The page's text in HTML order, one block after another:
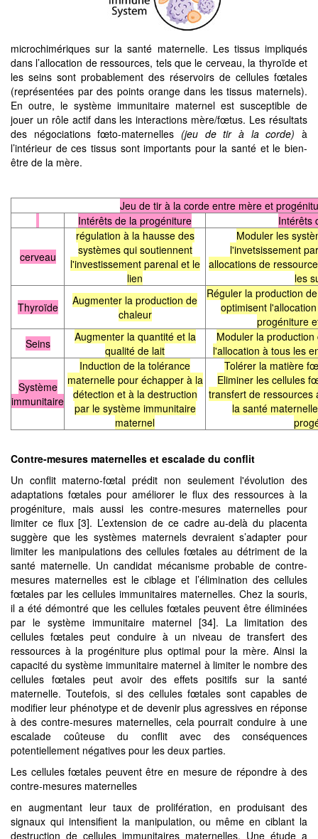
microchimériques sur la santé maternelle. Les tissus impliqués
dans l’allocation de ressources, tels que le cerveau, la thyroïde et
les seins sont probablement des réservoirs de cellules fœtales
(représentées par des points orange dans les tissus maternels).
En outre, le système immunitaire maternel est susceptible de
jouer un rôle actif dans les interactions mère/fœtus. Les résultats
des négociations fœto-maternelles (jeu de tir à la corde) à
l’intérieur de ces tissus sont importants pour la santé et le bien-
être de la mère.
Jeu de tir à la corde entre mère et
Intérêts de la progéniture
Intérêts
cerveau
régulation à la hausse des
systèmes qui soutiennent
l'investissement parenal et le
lien
Moduler les
l'invetsissement
allocations de
les
Thyroïde
Augmenter la production de
chaleur
Réguler la production
optimisent
progéniture
Seins
Augmenter la quantité et la
qualité de lait
Moduler la
l'allocation à tous les
Système
immunitaire
Induction de la tolérance
maternelle pour échapper à la
détection et à la destruction
par le système immunitaire
maternel
Tolérer la matière
Eliminer les cellules
transfert de ressources
la santé
Contre-mesures maternelles et escalade du conflit
Un conflit materno-fœtal prédit non seulement l'évolution des
adaptations fœtales pour améliorer le flux des ressources à la
progéniture, mais aussi les contre-mesures maternelles pour
limiter ce flux [3]. L’extension de ce cadre au-delà du placenta
suggère que les systèmes maternels devraient s’adapter pour
limiter les manipulations des cellules fœtales au détriment de la
santé maternelle. Un candidat mécanisme probable de contre-
mesures maternelles est le ciblage et l’élimination des cellules
fœtales par les cellules immunitaires maternelles. Chez la souris,
il a été démontré que les cellules fœtales peuvent être éliminées
par le système immunitaire maternel [34]. La limitation des
cellules fœtales peut conduire à un niveau de transfert des
ressources à la progéniture plus optimal pour la mère. Ainsi la
capacité du système immunitaire maternel à limiter le nombre des
cellules fœtales peut avoir des effets positifs sur la santé
maternelle. Toutefois, si des cellules fœtales sont capables de
modifier leur phénotype et de devenir plus agressives en réponse
à des contre-mesures maternelles, cela pourrait conduire à une
escalade coûteuse du conflit avec des conséquences
potentiellement négatives pour les deux parties.
Les cellules fœtales peuvent être en mesure de répondre à des
contre-mesures maternelles
en augmentant leur taux de prolifération, en produisant des
signaux qui intensifient la manipulation, ou même en ciblant la
destruction de cellules immunitaires maternelles. Une étude a